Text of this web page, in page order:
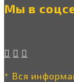
Мы в
* Вся